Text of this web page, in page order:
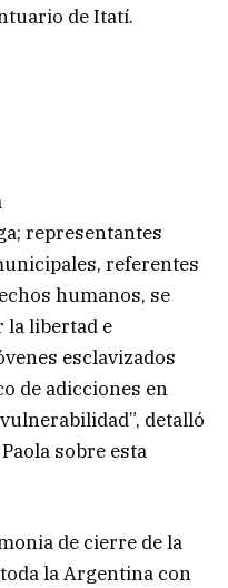
de Itatí.
representantes
referentes
humanos, se
la libertad e
esclavizados
de adicciones en
detalló
sobre esta
de cierre de la
la Argentina con